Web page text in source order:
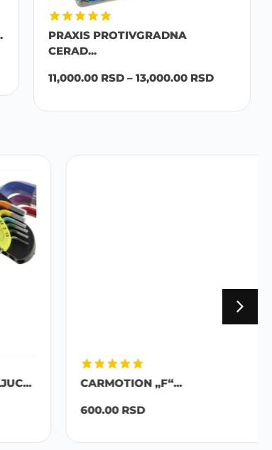
PRAXIS PROTIVGRADNA
CERAD...
11,000.00 RSD – 13,000.00 RSD
CARMOTION „F“...
600.00RSD